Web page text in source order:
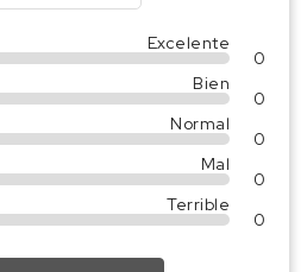
Excelente
0
Bien
0
Normal
0
Mal
0
Terrible
0